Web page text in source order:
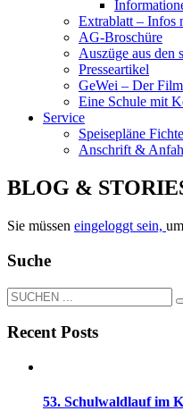
Extrablatt – Infos
AG-Broschüre
Auszüge aus den
Presseartikel
GeWei – Der
Eine Schule mit
Service
Speisepläne
Anschrift &
BLOG &
Sie müssen eingeloggt sein,
Suche
Recent Posts
53. Schulwaldlauf im